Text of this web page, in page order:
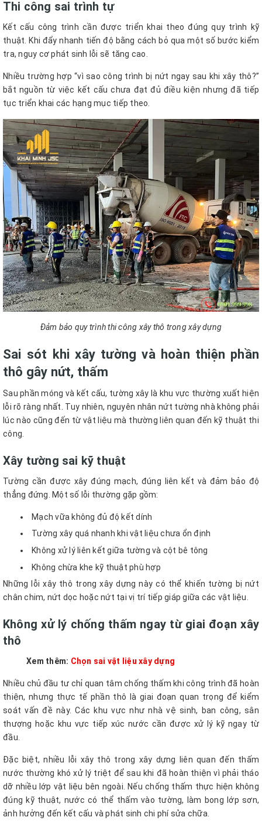
Thi công sai trình tự
Kết cấu công trình cần được triển khai theo đúng quy trình kỹ
thuật. Khi đẩy nhanh tiến độ bằng cách bỏ qua một số bước kiểm
tra, nguy cơ phát sinh lỗi sẽ tăng cao.
Nhiều trường hợp “vì sao công trình bị nứt ngay sau khi xây thô?”
bắt nguồn từ việc kết cấu chưa đạt đủ điều kiện nhưng đã tiếp
tục triển khai các hạng mục tiếp theo.
Đảm bảo quy trình thi công xây thô trong xây dựng
Sai sót khi xây tường và hoàn thiện phần
thô gây nứt, thấm
Sau phần móng và kết cấu, tường xây là khu vực thường xuất hiện
lỗi rõ ràng nhất. Tuy nhiên, nguyên nhân nứt tường nhà không phải
lúc nào cũng đến từ vật liệu mà thường liên quan đến kỹ thuật thi
công.
Xây tường sai kỹ thuật
Tường cần được xây đúng mạch, đúng liên kết và đảm bảo độ
thẳng đứng. Một số lỗi thường gặp gồm:
Mạch vữa không đủ độ kết dính
Tường xây quá nhanh khi vật liệu chưa ổn định
Không xử lý liên kết giữa tường và cột bê tông
Không chừa khe kỹ thuật phù hợp
Những lỗi xây thô trong xây dựng này có thể khiến tường bị nứt
chân chim, nứt dọc hoặc nứt tại vị trí tiếp giáp giữa các vật liệu.
Không xử lý chống thấm ngay từ giai đoạn xây
thô
Xem thêm: Chọn sai vật liệu xây dựng
Nhiều chủ đầu tư chỉ quan tâm chống thấm khi công trình đã hoàn
thiện, nhưng thực tế phần thô là giai đoạn quan trọng để kiểm
soát vấn đề này. Các khu vực như nhà vệ sinh, ban công, sân
thượng hoặc khu vực tiếp xúc nước cần được xử lý kỹ ngay từ
đầu.
Đặc biệt, nhiều lỗi xây thô trong xây dựng liên quan đến thấm
nước thường khó xử lý triệt để sau khi đã hoàn thiện vì phải tháo
dỡ nhiều lớp vật liệu bên ngoài. Nếu chống thấm thực hiện không
đúng kỹ thuật, nước có thể thấm vào tường, làm bong lớp sơn,
ảnh hưởng đến kết cấu và phát sinh chi phí sửa chữa.